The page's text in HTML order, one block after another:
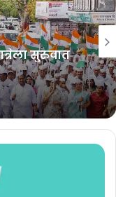
का नाही?’
सुरुवात